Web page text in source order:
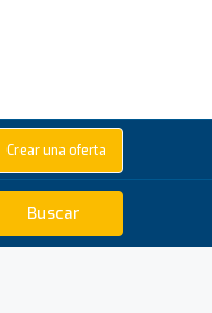
Crear una oferta
Buscar